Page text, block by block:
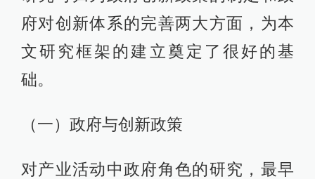
府对创新体系的完善两大方面，为本
文研究框架的建立奠定了很好的基
础。
（一）政府与创新政策
对产业活动中政府角色的研究，最早